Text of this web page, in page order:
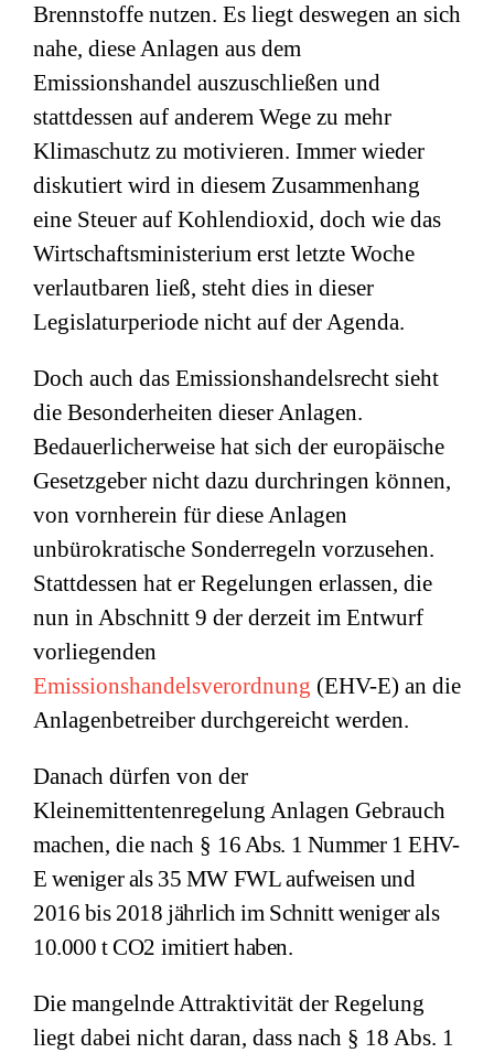
Brennstoffe nutzen. Es liegt deswegen an sich
nahe, diese Anlagen aus dem
Emissionshandel auszuschließen und
stattdessen auf anderem Wege zu mehr
Klimaschutz zu motivieren. Immer wieder
diskutiert wird in diesem Zusammenhang
eine Steuer auf Kohlendioxid, doch wie das
Wirtschaftsministerium erst letzte Woche
verlautbaren ließ, steht dies in dieser
Legislaturperiode nicht auf der Agenda.
Doch auch das Emissionshandelsrecht sieht
die Besonderheiten dieser Anlagen.
Bedauerlicherweise hat sich der europäische
Gesetzgeber nicht dazu durchringen können,
von vornherein für diese Anlagen
unbürokratische Sonderregeln vorzusehen.
Stattdessen hat er Regelungen erlassen, die
nun in Abschnitt 9 der derzeit im Entwurf
vorliegenden
Emissionshandelsverordnung (EHV-E) an die
Anlagenbetreiber durchgereicht werden.
Danach dürfen von der
Kleinemittentenregelung Anlagen Gebrauch
machen, die nach § 16 Abs. 1 Nummer 1 EHV-
E weniger als 35 MW FWL aufweisen und
2016 bis 2018 jährlich im Schnitt weniger als
10.000 t CO2 imitierthaben.
Die mangelnde Attraktivität der Regelung
liegt dabei nicht daran, dass nach § 18 Abs. 1